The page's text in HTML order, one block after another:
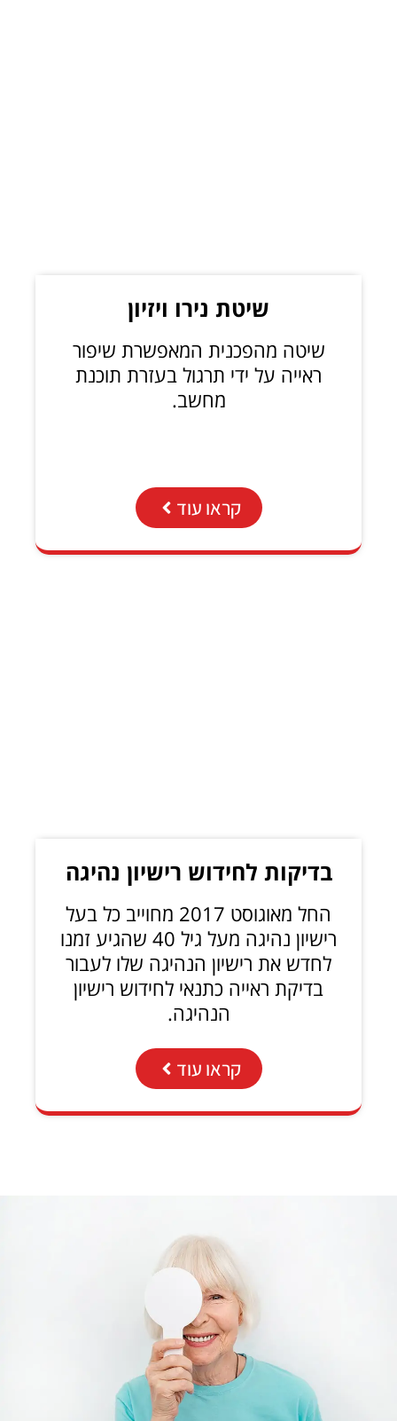
שיטת נירו ויזיון
שיטה מהפכנית המאפשרת שיפור
ראייה על ידי תרגול בעזרת תוכנת
מחשב.
קראו עוד
בדיקות לחידוש רישיון נהיגה
החל מאוגוסט 2017 מחוייב כל בעל
רישיון נהיגה מעל גיל 40 שהגיע זמנו
לחדש את רישיון הנהיגה שלו לעבור
בדיקת ראייה כתנאי לחידוש רישיון
הנהיגה.
קראו עוד